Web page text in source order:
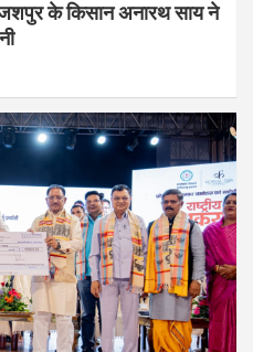
जशपुर के किसान अनारथ साय ने